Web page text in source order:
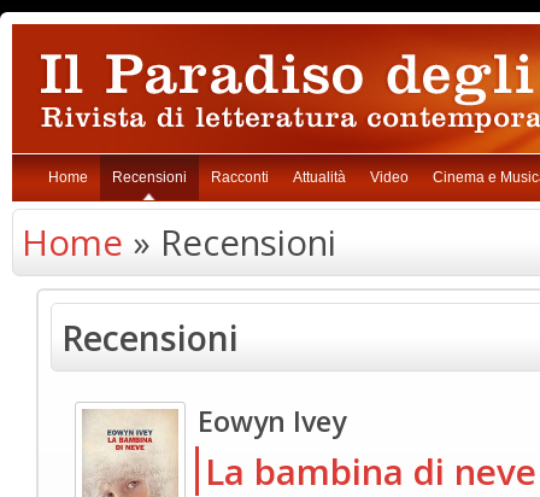
Home Recensioni Racconti Attualità Video Cinema e
Home » Recensioni
Recensioni
Eowyn Ivey
La bambina di neve